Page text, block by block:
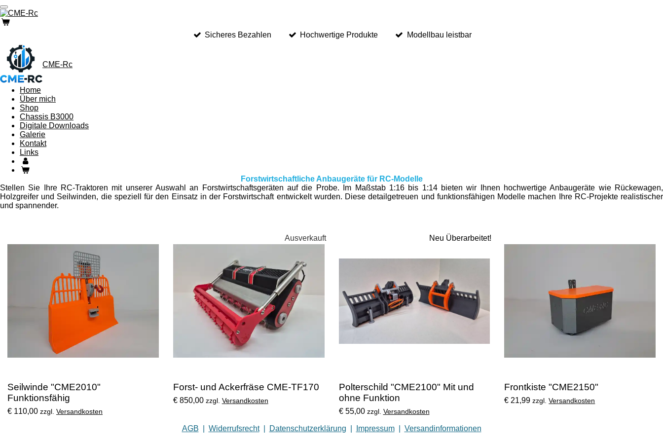
Zum
Hauptinhalt
springen
Sicheres Bezahlen
Hochwertige Produkte Modellbau leistbar
CME-Rc
Home
Über mich
Shop
Chassis B3000
Digitale Downloads
Galerie
Kontakt
Links
Forstwirtschaftliche Anbaugeräte für RC-Modelle
Stellen Sie Ihre RC-Traktoren mit unserer Auswahl an Forstwirtschaftsgeräten auf die Probe. Im Maßstab 1:16 bis 1:14 bieten wir Ihnen hochwertige Anbaugeräte wie Rückewagen,
Holzgreifer und Seilwinden, die speziell für den Einsatz in der Forstwirtschaft entwickelt wurden. Diese detailgetreuen und funktionsfähigen Modelle machen Ihre RC-Projekte realistischer
und spannender.
Seilwinde "CME2010"
Funktionsfähig
€ 110,00 zzgl. Versandkosten
Ausverkauft
Forst- und Ackerfräse CME-TF170
€ 850,00 zzgl. Versandkosten
Neu Überarbeitet!
Polterschild "CME2100" Mit und
ohne Funktion
€ 55,00 zzgl. Versandkosten
Frontkiste "CME2150"
€ 21,99 zzgl.Versandkosten
AGB Widerrufsrecht| Datenschutzerklärung Impressum| Versandinformationen